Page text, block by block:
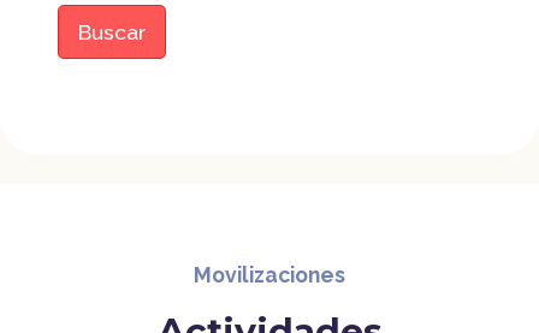
Buscar
Movilizaciones